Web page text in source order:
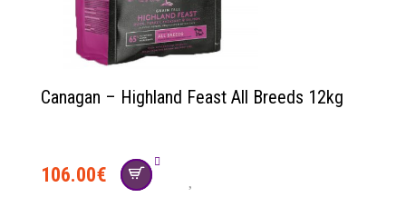
Canagan – Highland Feast All Breeds 12kg
106.00€